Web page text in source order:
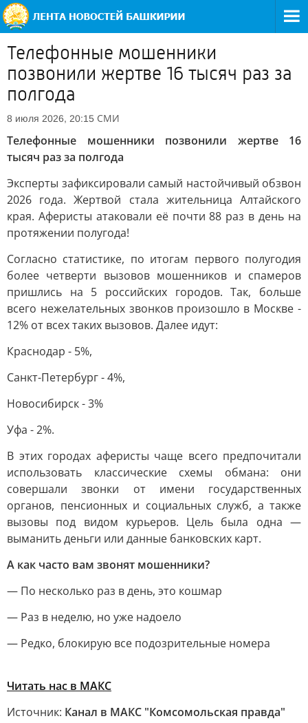
Телефонные мошенники
позвонили жертве 16 тысяч раз за
полгода
8 июля 2026, 20:15 СМИ
Телефонные мошенники позвонили жертве 16
тысяч раз за полгода
Эксперты зафиксировали самый настойчивый обзвон
2026 года. Жертвой стала жительница Алтайского
края. Аферисты атаковали её почти 88 раз в день на
протяжении полугода!
Согласно статистике, по итогам первого полугодия
более четверти вызовов мошенников и спамеров
пришлись на 5 российских городов. Так, больше
всего нежелательных звонков произошло в Москве -
12% от всех таких вызовов. Далее идут:
Краснодар - 5%,
Санкт-Петербург - 4%,
Новосибирск - 3%
Уфа - 2%.
В этих городах аферисты чаще всего предпочитали
использовать классические схемы обмана: они
совершали звонки от имени государственных
органов, пенсионных и социальных служб, а также
вызовы под видом курьеров. Цель была одна —
выманить деньги или данные банковских карт.
А как часто вам звонят мошенники?
— По несколько раз в день, это кошмар
— Раз в неделю, но уже надоело
— Редко, блокирую все подозрительные номера
Читать нас в MAКС
Источник: Канал в МАКС "Комсомольская правда"